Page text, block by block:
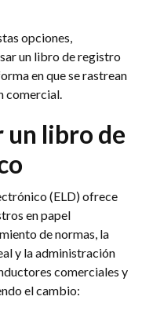
opciones,
un libro de registro
en que se rastrean
comercial.
un libro de
(ELD) ofrece
en papel
de normas, la
y la administración
comerciales y
el cambio: